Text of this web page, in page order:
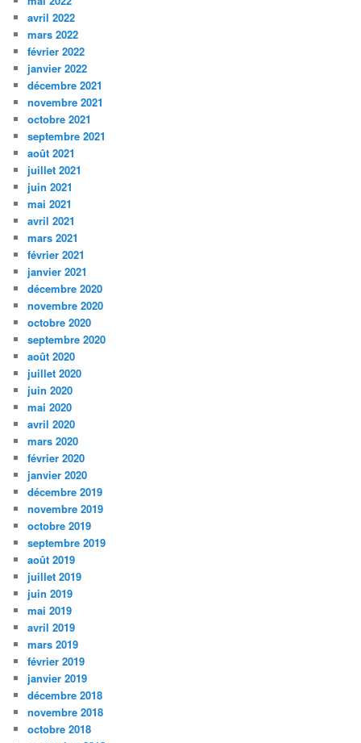
avril 2022
mars 2022
février 2022
janvier 2022
décembre 2021
novembre 2021
octobre 2021
septembre 2021
août 2021
juillet 2021
juin 2021
mai 2021
avril 2021
mars 2021
février 2021
janvier 2021
décembre 2020
novembre 2020
octobre 2020
septembre 2020
août 2020
juillet 2020
juin 2020
mai 2020
avril 2020
mars 2020
février 2020
janvier 2020
décembre 2019
novembre 2019
octobre 2019
septembre 2019
août 2019
juillet 2019
juin 2019
mai 2019
avril 2019
mars 2019
février 2019
janvier 2019
décembre 2018
novembre 2018
octobre 2018